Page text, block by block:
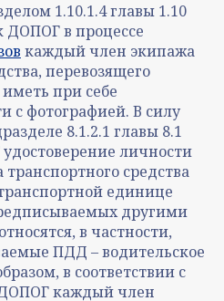
1.10.1.4 главы 1.10
ДОПОГ в процессе
каждый член экипажа
перевозящего
при себе
с фотографией. В силу
8.1.2.1 главы 8.1
личности
средства
единице
другими
в частности,
ПДД – водительское
в соответствии с
каждый член